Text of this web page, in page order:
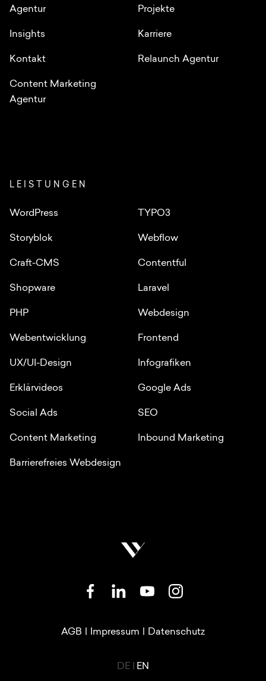
LEISTUNGEN
WordPress TYPO3
Storyblok Webflow
Craft-CMS Contentful
Shopware Laravel
PHP Webdesign
Webentwicklung Frontend
UX/UI-Design Infografiken
Erklärvideos Google Ads
Social Ads SEO
Content Marketing Inbound Marketing
Barrierefreies Webdesign
Agentur Projekte
Insights Karriere
Kontakt Relaunch Agentur
Content Marketing
Agentur
SOZIALE NETZWERKE
RECHTLICHE LINKS
AGB Impressum Datenschutz
LANGUAGE SWITCHER
DE EN